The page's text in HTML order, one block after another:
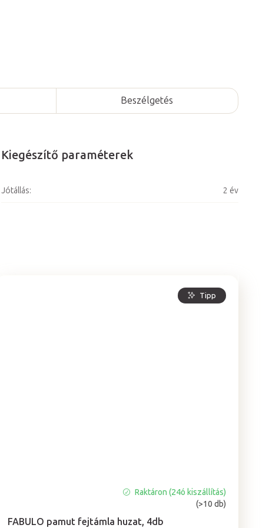
Tipp
FABULO pamut fejtámla huzat, 4db
átlagos
Raktáron (24ó kiszállítás)
(>10 db)
Beszélgetés
Kiegészítő paraméterek
Jótállás: 2 év